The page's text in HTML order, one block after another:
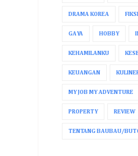
DRAMA KOREA FIKSI
GAYA HOBBY
KEHAMILANKU
KEUANGAN
MY JOB MY ADVENTURE
PROPERTY REVIEW
TENTANG BAUBAU/